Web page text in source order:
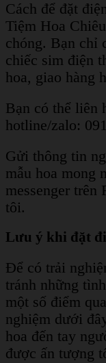
Cách để đặt
Tiệm Hoa
chóng. Bạn chỉ
chiếc sim điện
hoa, giao hàng
Bạn có thể liên
hotline/zalo:
Gửi thông tin
mẫu hoa mong
messenger trên
tôi.
Lưu ý khi đặt
Để có trải
tránh những
một số điểm
nghiệm dưới
hoa đến tay
được ấn tượng